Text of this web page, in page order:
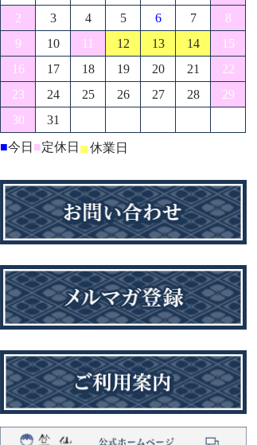
2
3 4 5 6 7
8
9
10 11 12 13 14
15
16
17 18 19 20 21
22
23
24 25 26 27 28
29
30
31
■今日 ■定休日 ■休業日